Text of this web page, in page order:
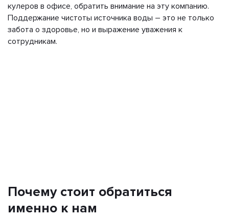
кулеров в офисе, обратить внимание на эту компанию.
Поддержание чистоты источника воды – это не только
забота о здоровье, но и выражение уважения к
сотрудникам.
Почему стоит обратиться
именно к нам